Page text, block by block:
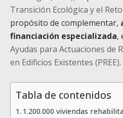
Transición Ecológica y el
propósito de complementar,
financiación especializada,
Ayudas para Actuaciones de
en Edificios Existentes (PREE).
Tabla de contenidos
1.200.000 viviendas